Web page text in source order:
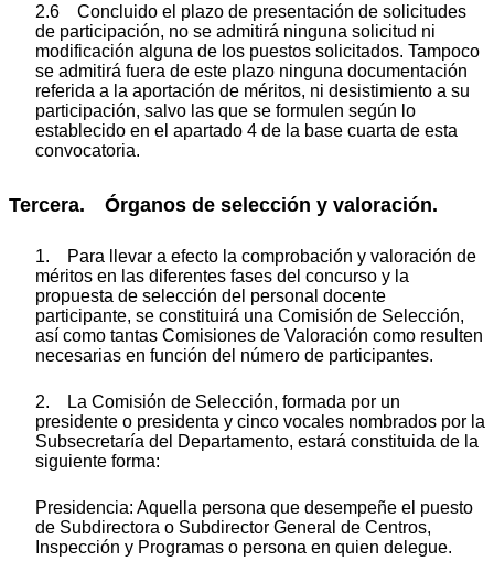
2.6 Concluido el plazo de presentación de solicitudes
de participación, no se admitirá ninguna solicitud ni
modificación alguna de los puestos solicitados. Tampoco
se admitirá fuera de este plazo ninguna documentación
referida a la aportación de méritos, ni desistimiento a su
participación, salvo las que se formulen según lo
establecido en el apartado 4 de la base cuarta de esta
convocatoria.
Tercera. Órganos de selección y valoración.
1. Para llevar a efecto la comprobación y valoración de
méritos en las diferentes fases del concurso y la
propuesta de selección del personal docente
participante, se constituirá una Comisión de Selección,
así como tantas Comisiones de Valoración como resulten
necesarias en función del número de participantes.
2. La Comisión de Selección, formada por un
presidente o presidenta y cinco vocales nombrados por la
Subsecretaría del Departamento, estará constituida de la
siguiente forma:
Presidencia: Aquella persona que desempeñe el puesto
de Subdirectora o Subdirector General de Centros,
Inspección y Programas o persona en quien delegue.